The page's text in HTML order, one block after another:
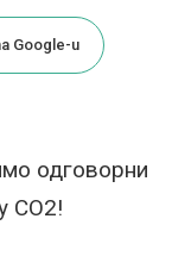
Google-u
одговорни
CO2!